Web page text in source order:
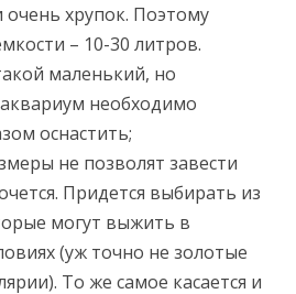
очень хрупок. Поэтому
– 10-30 литров.
маленький, но
необходимо
оснастить;
не позволят завести
Придется выбирать из
могут выжить в
(уж точно не золотые
То же самое касается и